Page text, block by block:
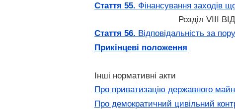
Стаття 55. Фінансування заходів
Розділ VIII
Стаття 56. Відповідальність за
Прикінцеві положення
Інші нормативні акти
Про приватизацію державного
Про демократичний цивільний